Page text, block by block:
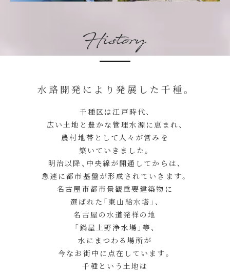
水路開発により発展した千種。
千種区は江戸時代、
広い土地と豊かな管理水源に恵まれ、
農村地帯として人々が営みを
築いていきました。
明治以降、中央線が開通してからは、
急速に都市基盤が形成されていきます。
名古屋市都市景観重要建築物に
選ばれた「東山給水塔」、
名古屋の水道発祥の地
「鍋屋上野浄水場」等、
水にまつわる場所が
今なお街中に点在しています。
千種という土地は